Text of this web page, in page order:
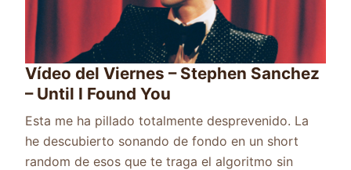
Vídeo del Viernes – Stephen Sanchez
– Until I Found You
Esta me ha pillado totalmente desprevenido. La
he descubierto sonando de fondo en un short
random de esos que te traga el algoritmo sin